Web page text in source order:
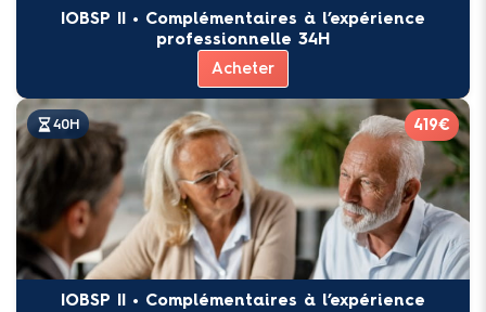
IOBSP II • Complémentaires à l’expérience
professionnelle 34H
Acheter
40H 419€
IOBSP II • Complémentaires à l’expérience